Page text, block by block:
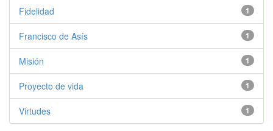
1
Fidelidad
1
Francisco de Asís
1
Misión
1
Proyecto de vida
1
Virtudes